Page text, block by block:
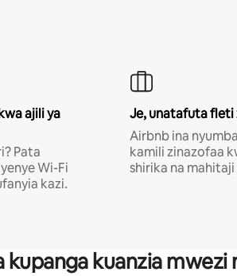
ajili ya
Pata
Wi-Fi
kazi.
Je, unatafuta fleti
Airbnb ina
kamili zinazofaa
shirika na mahitaji
kuanzia mwezi